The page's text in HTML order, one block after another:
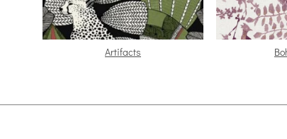
Artifacts